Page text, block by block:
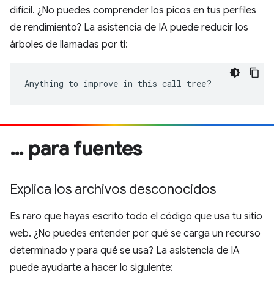
difícil. ¿No puedes comprender los picos en tus perfiles
de rendimiento? La asistencia de IA puede reducir los
árboles de llamadas por ti:
Anything to improve in this call tree?
… para fuentes
Explica los archivos desconocidos
Es raro que hayas escrito todo el código que usa tu sitio
web. ¿No puedes entender por qué se carga un recurso
determinado y para qué se usa? La asistencia de IA
puede ayudarte a hacer lo siguiente: